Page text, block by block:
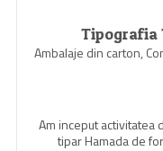
Tipografia
Ambalaje din carton,
Am inceput activitatea
tipar Hamada de